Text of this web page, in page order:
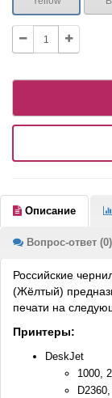
Описание
Вопрос-ответ (0)
Российские
(Жёлтый)
печати на
Принтеры:
DeskJet
1000,